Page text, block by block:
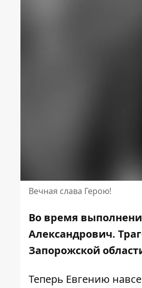
Вечная слава Герою!
Во время
Александрович.
Запорожской
Теперь Евгению